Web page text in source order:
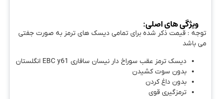
ویژگی های اصلی:
توجه : قیمت ذکر شده برای تمامی دیسک های ترمز به صورت جفتی
می باشد
دیسک ترمز عقب سوراخ دار نیسان سافاری EBC y61 انگلستان
بدون سوت کشیدن
بدون داغ کردن
ترمزگیری قوی